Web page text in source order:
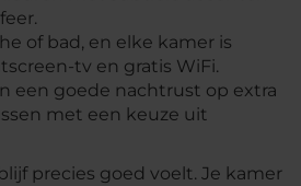
of bad, en elke kamer is
tv en gratis WiFi.
een goede nachtrust op extra
met een keuze uit
precies goed voelt. Je kamer